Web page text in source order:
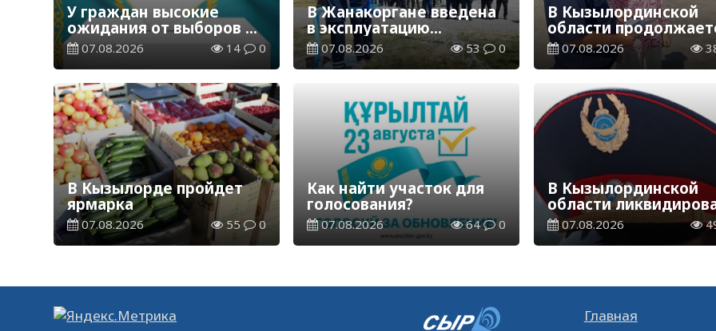
У граждан высокие
ожидания от выборов в
Курултай – опрос
общественного мнения
07.08.2026 14 0
В Жанакоргане введена
в эксплуатацию
водораспределительная
станция
07.08.2026 53 0
В Кызылординской
области
экологическая акция
«Таза Қазақстан»
07.08.2026
В Кызылорде пройдет
ярмарка
07.08.2026 55 0
Как найти участок для
голосования?
07.08.2026 64 0
В Кызылординской
области
группа нелегальных
добытчиков золота
07.08.2026
Главная